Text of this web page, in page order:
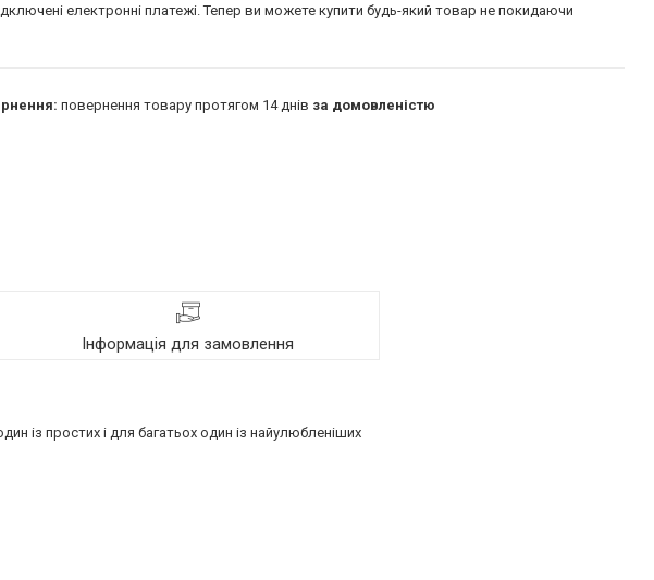
електронні платежі. Тепер ви можете купити будь-який товар не покидаючи
повернення товару протягом 14 днів за домовленістю
Інформація для замовлення
із простих і для багатьох один із найулюбленіших